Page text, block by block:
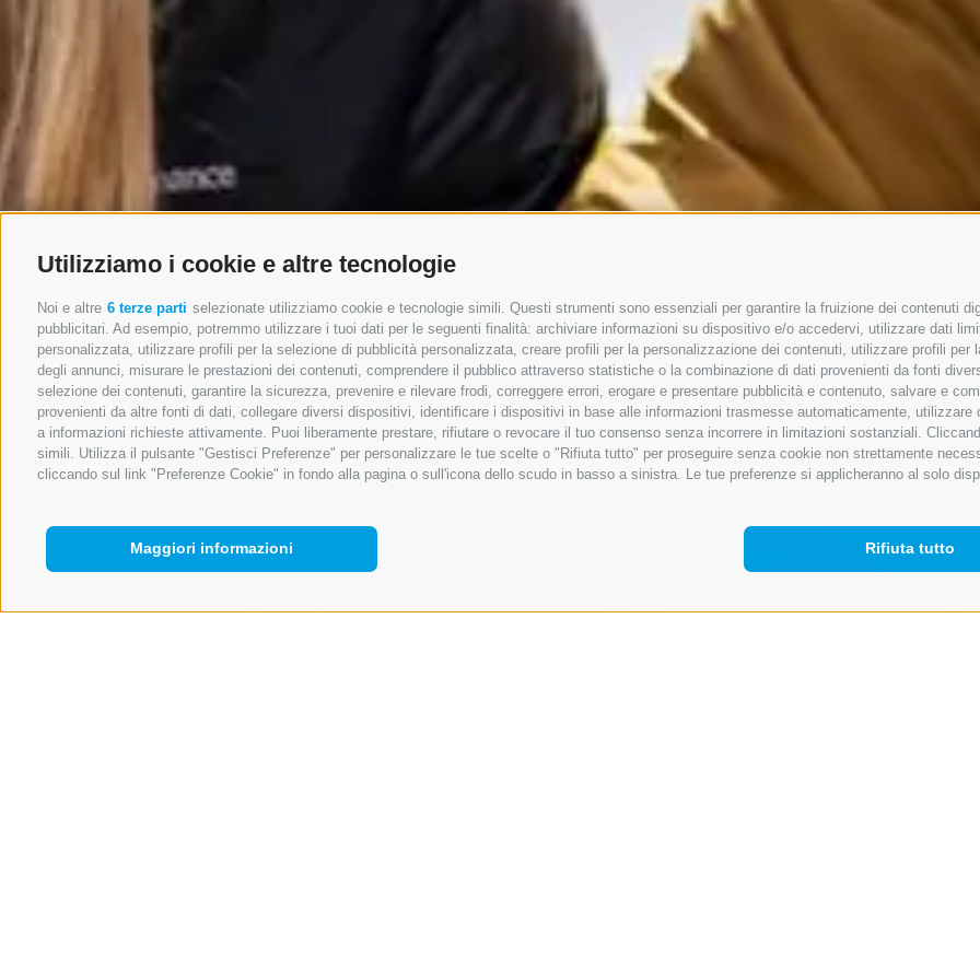
Utilizziamo i cookie e altre tecnologie
Noi e altre 6 terze parti selezionate utilizziamo cookie e tecnologie simili. Questi strumenti sono essenziali per garantire la fruizione dei contenuti
pubblicitari. Ad esempio, potremmo utilizzare i tuoi dati per le seguenti finalità: archiviare informazioni su dispositivo e/o accedervi, utilizzare dati
personalizzata, utilizzare profili per la selezione di pubblicità personalizzata, creare profili per la personalizzazione dei contenuti, utilizzare profili
degli annunci, misurare le prestazioni dei contenuti, comprendere il pubblico attraverso statistiche o la combinazione di dati provenienti da fonti
selezione dei contenuti, garantire la sicurezza, prevenire e rilevare frodi, correggere errori, erogare e presentare pubblicità e contenuto, salvare e
provenienti da altre fonti di dati, collegare diversi dispositivi, identificare i dispositivi in base alle informazioni trasmesse automaticamente,
a informazioni richieste attivamente. Puoi liberamente prestare, rifiutare o revocare il tuo consenso senza incorrere in limitazioni sostanziali.
simili. Utilizza il pulsante "Gestisci Preferenze" per personalizzare le tue scelte o "Rifiuta tutto" per proseguire senza cookie non strettamente
cliccando sul link "Preferenze Cookie" in fondo alla pagina o sull'icona dello scudo in basso a sinistra. Le tue preferenze si applicheranno al solo
Rifiuta tutto
Maggiori informazioni